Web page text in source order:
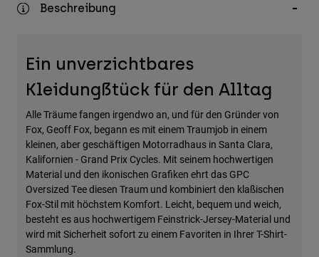
Zubehör
Taschen & Rucksäcke
Hüte & Mützen
Alle anzeigen
Beschreibung
Ein unverzichtbares
Kleidungßtück für den Alltag
Alle Träume fangen irgendwo an, und für den Gründer von
Fox, Geoff Fox, begann es mit einem Traumjob in einem
kleinen, aber geschäftigen Motorradhaus in Santa Clara,
Kalifornien - Grand Prix Cycles. Mit seinem hochwertigen
Material und den ikonischen Grafiken ehrt das GPC
Oversized Tee diesen Traum und kombiniert den klaßischen
Fox-Stil mit höchstem Komfort. Leicht, bequem und weich,
besteht es aus hochwertigem Feinstrick-Jersey-Material und
wird mit Sicherheit sofort zu einem Favoriten in Ihrer T-Shirt-
Sammlung.